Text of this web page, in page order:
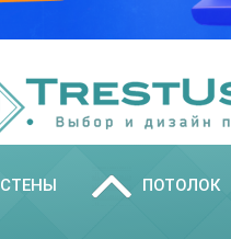
СТЕНЫ ПОТОЛОК